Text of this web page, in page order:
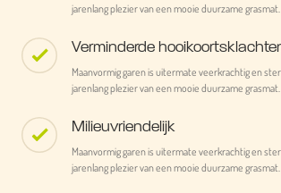
jarenlang plezier van een mooie duurzame grasmat.
Verminderde
Maanvormig garen is uitermate veerkrachtig en
jarenlang plezier van een mooie duurzame grasmat.
Milieuvriendelijk
Maanvormig garen is uitermate veerkrachtig en
jarenlang plezier van een mooie duurzame grasmat.